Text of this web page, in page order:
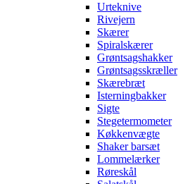
Urteknive
Rivejern
Skærer
Spiralskærer
Grøntsagshakker
Grøntsagsskræller
Skærebræt
Isterningbakker
Sigte
Stegetermometer
Køkkenvægte
Shaker barsæt
Lommelærker
Røreskål